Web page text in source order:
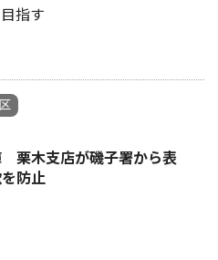
指す
栗木支店が磯子署から表
防止